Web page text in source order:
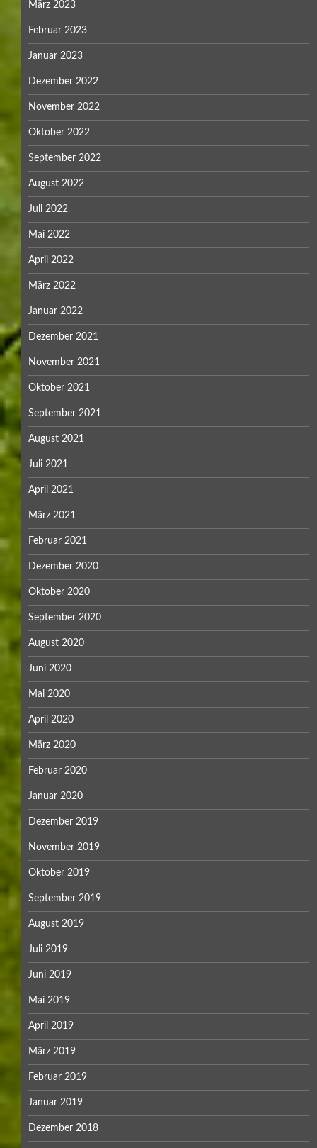
März 2023
Februar 2023
Januar 2023
Dezember 2022
November 2022
Oktober 2022
September 2022
August 2022
Juli 2022
Mai 2022
April 2022
März 2022
Januar 2022
Dezember 2021
November 2021
Oktober 2021
September 2021
August 2021
Juli 2021
April 2021
März 2021
Februar 2021
Dezember 2020
Oktober 2020
September 2020
August 2020
Juni 2020
Mai 2020
April 2020
März 2020
Februar 2020
Januar 2020
Dezember 2019
November 2019
Oktober 2019
September 2019
August 2019
Juli 2019
Juni 2019
Mai 2019
April 2019
März 2019
Februar 2019
Januar 2019
Dezember 2018